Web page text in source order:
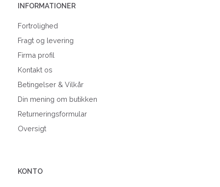
INFORMATIONER
Fortrolighed
Fragt og levering
Firma profil
Kontakt os
Betingelser & Vilkår
Din mening om butikken
Returneringsformular
Oversigt
KONTO